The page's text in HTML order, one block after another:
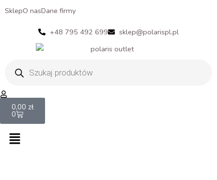
SklepO nasDane firmy
+48 795 492 699 sklep@polarispl.pl
produktów
0,00 zł
0
Cart
Menu